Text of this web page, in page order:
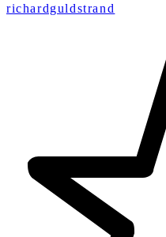
richardguldstrand